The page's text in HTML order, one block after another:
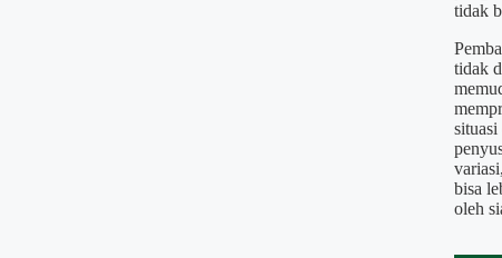
tidak
tidak
bisa
oleh